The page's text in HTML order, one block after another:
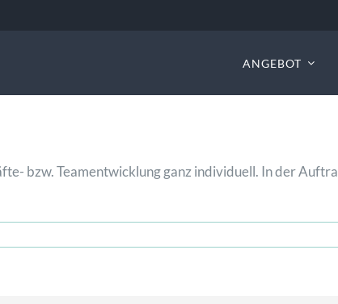
ANGEBOT
bzw. Teamentwicklung ganz individuell. In der